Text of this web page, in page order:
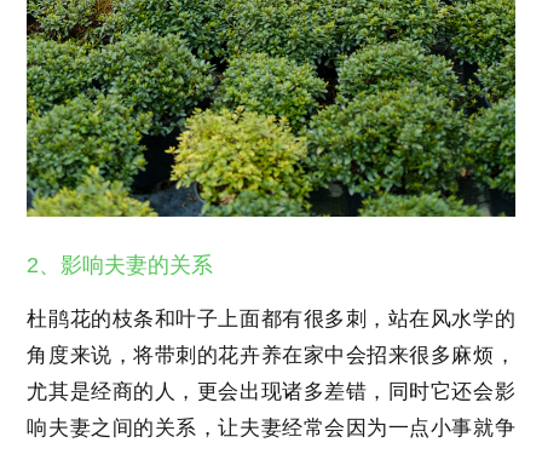
2、影响夫妻的关系
杜鹃花的枝条和叶子上面都有很多刺，站在风水学的
角度来说，将带刺的花卉养在家中会招来很多麻烦，
尤其是经商的人，更会出现诸多差错，同时它还会影
响夫妻之间的关系，让夫妻经常会因为一点小事就争